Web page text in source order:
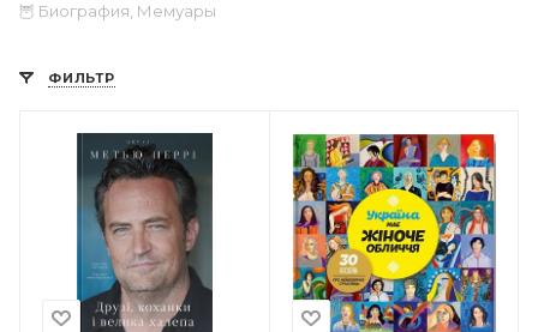
🦉 Биография, Мемуары
ФИЛЬТР